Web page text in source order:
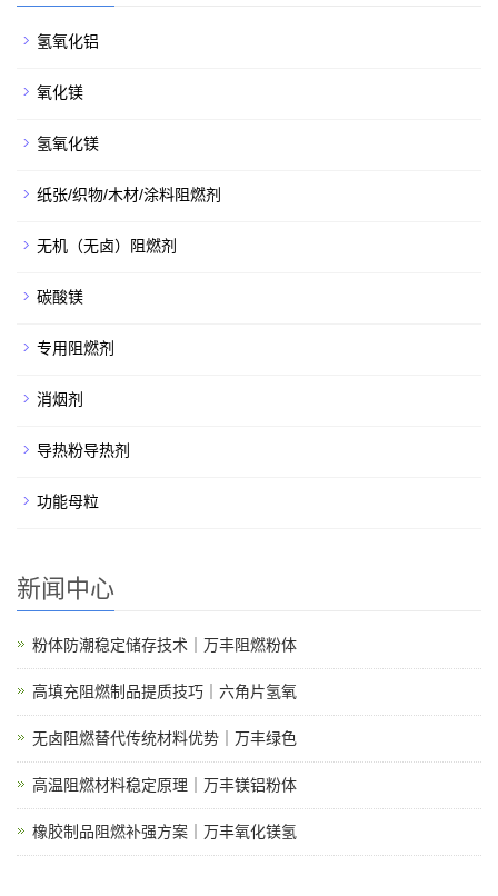
氢氧化铝
氧化镁
氢氧化镁
纸张/织物/木材/涂料阻燃剂
无机（无卤）阻燃剂
碳酸镁
专用阻燃剂
消烟剂
导热粉导热剂
功能母粒
新闻中心
粉体防潮稳定储存技术｜万丰阻燃粉体
高填充阻燃制品提质技巧｜六角片氢氧
无卤阻燃替代传统材料优势｜万丰绿色
高温阻燃材料稳定原理｜万丰镁铝粉体
橡胶制品阻燃补强方案｜万丰氧化镁氢